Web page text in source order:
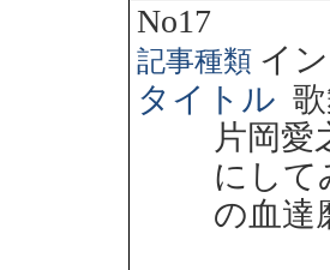
No17
記事種類 イ
タイトル
片岡
にし
の血達